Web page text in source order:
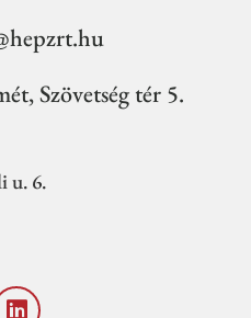
Szövetség tér 5.
u. 6.